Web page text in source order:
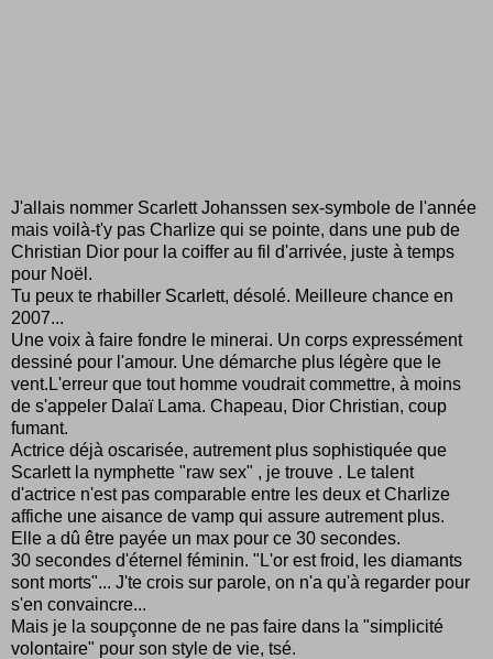
J'allais nommer Scarlett Johanssen sex-symbole de l'année
mais voilà-t'y pas Charlize qui se pointe, dans une pub de
Christian Dior pour la coiffer au fil d'arrivée, juste à temps
pour Noël.
Tu peux te rhabiller Scarlett, désolé. Meilleure chance en
2007...
Une voix à faire fondre le minerai. Un corps expressément
dessiné pour l'amour. Une démarche plus légère que le
vent.L'erreur que tout homme voudrait commettre, à moins
de s'appeler Dalaï Lama. Chapeau, Dior Christian, coup
fumant.
Actrice déjà oscarisée, autrement plus sophistiquée que
Scarlett la nymphette "raw sex" , je trouve . Le talent
d'actrice n'est pas comparable entre les deux et Charlize
affiche une aisance de vamp qui assure autrement plus.
Elle a dû être payée un max pour ce 30 secondes.
30 secondes d'éternel féminin. "L'or est froid, les diamants
sont morts"... J'te crois sur parole, on n'a qu'à regarder pour
s'en convaincre...
Mais je la soupçonne de ne pas faire dans la "simplicité
volontaire" pour son style de vie, tsé.